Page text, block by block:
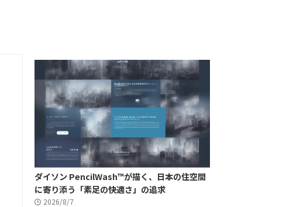
ダイソン PencilWash™が描く、日本の住空間
に寄り添う「素足の快適さ」の追求
2026/8/7